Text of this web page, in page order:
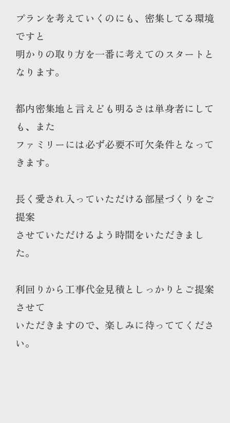
プランを考えていくのにも、密集してる環境
ですと
明かりの取り方を一番に考えてのスタートと
なります。
都内密集地と言えども明るさは単身者にして
も、また
ファミリーには必ず必要不可欠条件となって
きます。
長く愛され入っていただける部屋づくりをご
提案
させていただけるよう時間をいただきまし
た。
利回りから工事代金見積としっかりとご提案
させて
いただきますので、楽しみに待っててくださ
い。